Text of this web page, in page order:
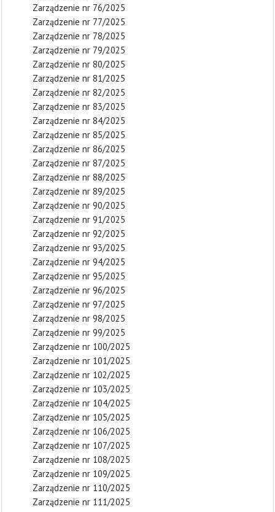
Zarządzenie nr 76/2025
Zarządzenie nr 77/2025
Zarządzenie nr 78/2025
Zarządzenie nr 79/2025
Zarządzenie nr 80/2025
Zarządzenie nr 81/2025
Zarządzenie nr 82/2025
Zarządzenie nr 83/2025
Zarządzenie nr 84/2025
Zarządzenie nr 85/2025
Zarządzenie nr 86/2025
Zarządzenie nr 87/2025
Zarządzenie nr 88/2025
Zarządzenie nr 89/2025
Zarządzenie nr 90/2025
Zarządzenie nr 91/2025
Zarządzenie nr 92/2025
Zarządzenie nr 93/2025
Zarządzenie nr 94/2025
Zarządzenie nr 95/2025
Zarządzenie nr 96/2025
Zarządzenie nr 97/2025
Zarządzenie nr 98/2025
Zarządzenie nr 99/2025
Zarządzenie nr 100/2025
Zarządzenie nr 101/2025
Zarządzenie nr 102/2025
Zarządzenie nr 103/2025
Zarządzenie nr 104/2025
Zarządzenie nr 105/2025
Zarządzenie nr 106/2025
Zarządzenie nr 107/2025
Zarządzenie nr 108/2025
Zarządzenie nr 109/2025
Zarządzenie nr 110/2025
Zarządzenie nr 111/2025